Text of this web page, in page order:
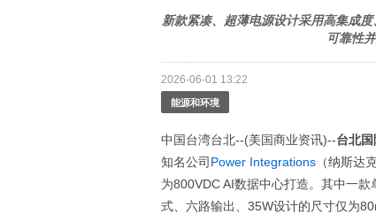
新款紧凑、超薄电源设计采用高集成
可靠性
2026-06-01 13:22
能源和环境
中国台湾台北--(美国商业资讯)--台北
知名公司 Power Integrations （纳斯达
为800VDC AI数据中心打造。其中一
式、六路输出、35W设计的尺寸仅为